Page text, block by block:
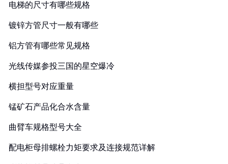
电梯的尺寸有哪些规格
镀锌方管尺寸一般有哪些
铝方管有哪些常见规格
光线传媒参投三国的星空爆冷
横担型号对应重量
锰矿石产品化合水含量
曲臂车规格型号大全
配电柜母排螺栓力矩要求及连接规范详解